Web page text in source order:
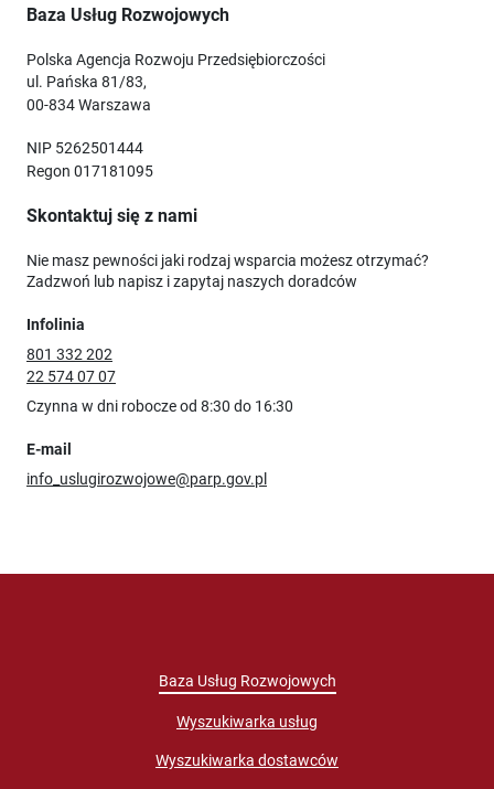
Baza Usług Rozwojowych
Polska Agencja Rozwoju Przedsiębiorczości
ul. Pańska 81/83,
00-834 Warszawa
NIP 5262501444
Regon 017181095
Skontaktuj się z nami
Nie masz pewności jaki rodzaj wsparcia możesz otrzymać?
Zadzwoń lub napisz i zapytaj naszych doradców
Infolinia
801 332 202
22 574 07 07
Czynna w dni robocze od 8:30 do 16:30
E-mail
info_uslugirozwojowe@parp.gov.pl
Baza Usług Rozwojowych
Wyszukiwarka usług
Wyszukiwarka dostawców